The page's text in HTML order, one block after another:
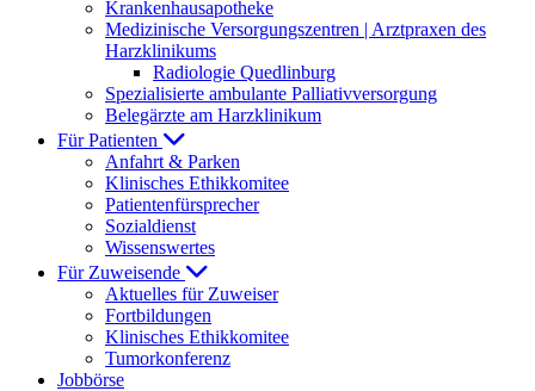
Krankenhausapotheke
Medizinische Versorgungszentren | Arztpraxen des
Harzklinikums
Radiologie Quedlinburg
Spezialisierte ambulante Palliativversorgung
Belegärzte am Harzklinikum
Für Patienten
Anfahrt & Parken
Klinisches Ethikkomitee
Patientenfürsprecher
Sozialdienst
Wissenswertes
Für Zuweisende
Aktuelles für Zuweiser
Fortbildungen
Klinisches Ethikkomitee
Tumorkonferenz
Jobbörse